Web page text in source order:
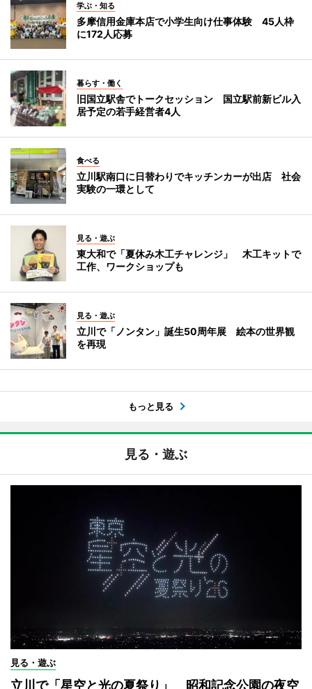
学ぶ・知る
多摩信用金庫本店で小学生向け仕事体験 45人枠
に172人応募
暮らす・働く
旧国立駅舎でトークセッション 国立駅前新ビル入
居予定の若手経営者4人
食べる
立川駅南口に日替わりでキッチンカーが出店 社会
実験の一環として
見る・遊ぶ
東大和で「夏休み木工チャレンジ」 木工キットで
工作、ワークショップも
見る・遊ぶ
立川で「ノンタン」誕生50周年展 絵本の世界観
を再現
もっと見る
見る・遊ぶ
見る・遊ぶ
立川で「星空と光の夏祭り」 昭和記念公園の夜空